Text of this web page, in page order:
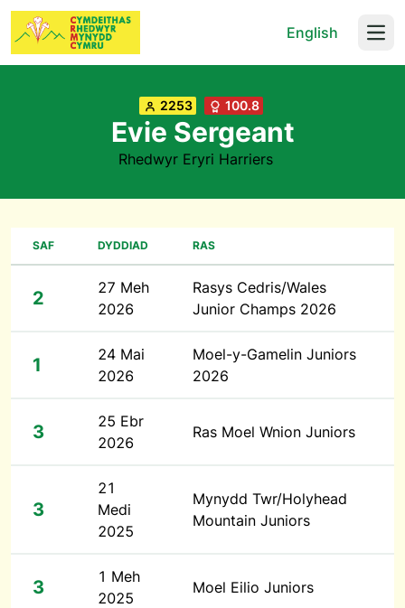
English
2253 100.8
Evie Sergeant
Rhedwyr Eryri Harriers
SAF DYDDIAD RAS
2
27 Meh
2026
Rasys Cedris/Wales
Junior Champs 2026
1
24 Mai
2026
Moel-y-Gamelin Juniors
2026
3
25 Ebr
2026
Ras Moel Wnion Juniors
3
21
Medi
2025
Mynydd Twr/Holyhead
Mountain Juniors
3
1 Meh
2025
Moel Eilio Juniors